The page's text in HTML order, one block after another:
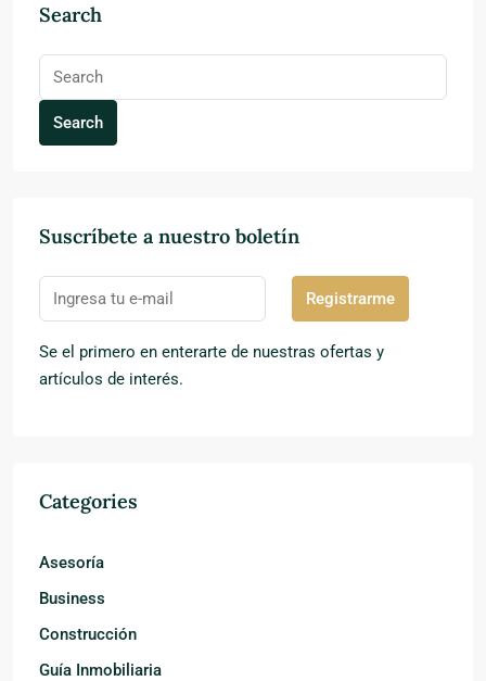
Search
Search
Suscríbete a nuestro boletín
Registrarme
Se el primero en enterarte de nuestras ofertas y
artículos de interés.
Categories
Asesoría
Business
Construcción
Guía Inmobiliaria